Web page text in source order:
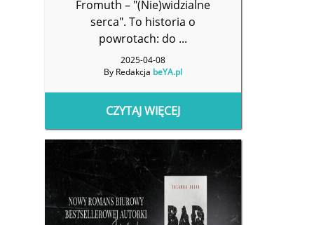
Fromuth – "(Nie)widzialne
serca". To historia o
powrotach: do ...
2025-04-08
By Redakcja beYA.pl
CZYTAJ WIĘCEJ